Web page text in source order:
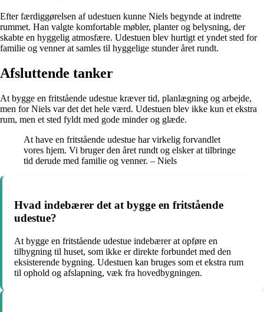
Efter færdiggørelsen af udestuen kunne Niels begynde at indrette
rummet. Han valgte komfortable møbler, planter og belysning, der
skabte en hyggelig atmosfære. Udestuen blev hurtigt et yndet sted for
familie og venner at samles til hyggelige stunder året rundt.
Afsluttende tanker
At bygge en fritstående udestue kræver tid, planlægning og arbejde,
men for Niels var det det hele værd. Udestuen blev ikke kun et ekstra
rum, men et sted fyldt med gode minder og glæde.
At have en fritstående udestue har virkelig forvandlet
vores hjem. Vi bruger den året rundt og elsker at tilbringe
tid derude med familie og venner. – Niels
Hvad indebærer det at bygge en fritstående
udestue?
At bygge en fritstående udestue indebærer at opføre en
tilbygning til huset, som ikke er direkte forbundet med den
eksisterende bygning. Udestuen kan bruges som et ekstra rum
til ophold og afslapning, væk fra hovedbygningen.